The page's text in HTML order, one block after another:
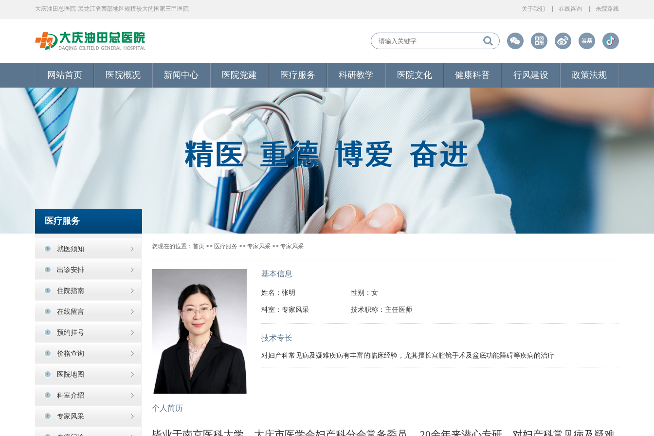
大庆油田总医院-黑龙江省西部地区规模较大的国家三甲医院 关于我们 在线咨询 来院路线
网站首页 医院概况 新闻中心 医院党建 医疗服务 科研教学 医院文化 健康科普 行风建设 政策法规
医疗服务
就医须知
出诊安排
住院指南
在线留言
预约挂号
价格查询
医院地图
科室介绍
专家风采
您现在的位置： 首页 >> 医疗服务 >> 专家风采 >> 专家风采
基本信息
姓名：张明 性别：女
科室：专家风采 技术职称：主任医师
技术专长
对妇产科常见病及疑难疾病有丰富的临床经验，尤其擅长宫腔镜手术及盆底功能障碍等疾病的治疗
个人简历